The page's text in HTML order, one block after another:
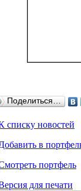
Поделиться…
списку новостей
в
портфель
для печати